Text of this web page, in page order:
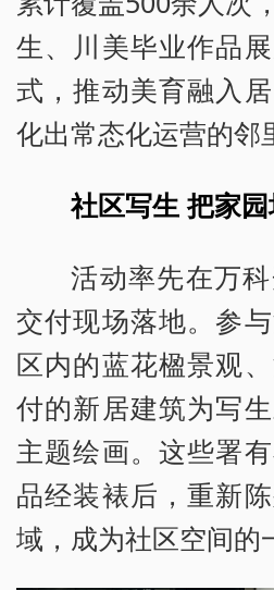
生、川美毕业作品
式，推动美育融入
化出常态化运营的邻
社区写生 把家
活动率先在万
交付现场落地。参
区内的蓝花楹景观
付的新居建筑为写
主题绘画。这些署
品经装裱后，重新
域，成为社区空间的